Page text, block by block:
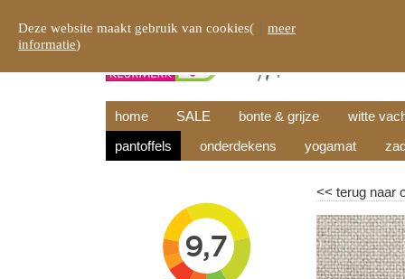
home SALE bonte & grijze witte
pantoffels
onderdekens yogamat
<<terug naar
Deze website maakt gebruik van cookies(
meer
informatie)